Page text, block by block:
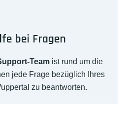
bei Fragen
Teamist rund um die
jede Frage bezüglich Ihres
zu beantworten.